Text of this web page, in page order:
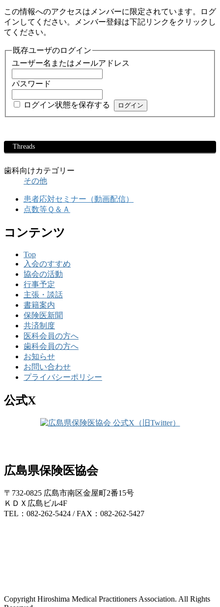
この情報へのアクセスはメンバーに限定されています。ログ
インしてください。メンバー登録は下記リンクをクリックし
てください。
既存ユーザのログイン
ユーザー名またはメールアドレス
パスワード
ログイン状態を保存する
Threads
歯科向けカテゴリー
その他
患者応対セミナー（動画配信）
点数等Ｑ＆Ａ
コンテンツ
Top
入会のすすめ
協会の活動
行事予定
主張・談話
書籍案内
保険医新聞
共済制度
医科会員の方へ
歯科会員の方へ
お知らせ
お問い合わせ
プライバシーポリシー
公式X
広島県保険医協会
〒732-0825 広島市南区金屋町2番15号
ＫＤＸ広島ビル4F
TEL：082-262-5424 / FAX：082-262-5427
Copyright Hiroshima Medical Practitioners Association. All Rights